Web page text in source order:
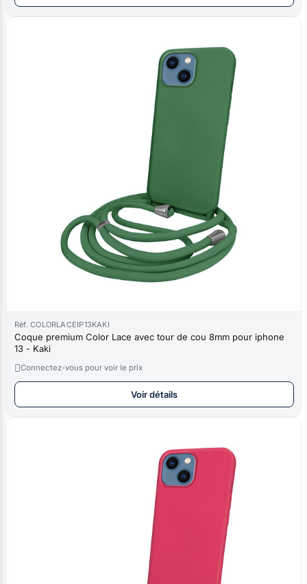
Réf. COLORLACEIP13KAKI
Coque premium Color Lace avec tour de cou 8mm pour iphone
13 - Kaki
Connectez-vous pour voir le prix
Voir détails